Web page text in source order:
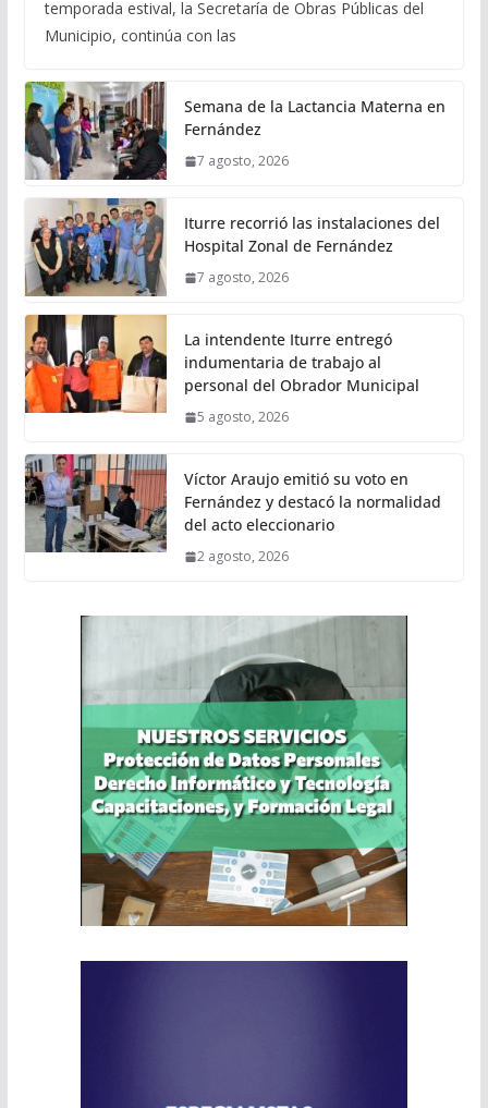
temporada estival, la Secretaría de Obras Públicas del
Municipio, continúa con las
Semana de la Lactancia Materna en
Fernández
7 agosto, 2026
Iturre recorrió las instalaciones del
Hospital Zonal de Fernández
7 agosto, 2026
La intendente Iturre entregó
indumentaria de trabajo al
personal del Obrador Municipal
5 agosto, 2026
Víctor Araujo emitió su voto en
Fernández y destacó la normalidad
del acto eleccionario
2 agosto, 2026